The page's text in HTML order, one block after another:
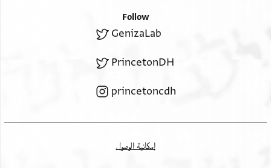
Follow
GenizaLab
PrincetonDH
princetoncdh
إمكانية الوصول